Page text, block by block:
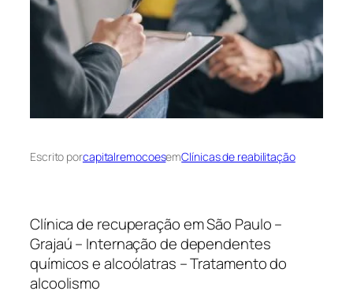
Escrito porcapitalremocoesemClínicas de reabilitação
Clínica de recuperação em São Paulo –
Grajaú – Internação de dependentes
químicos e alcoólatras – Tratamento do
alcoolismo